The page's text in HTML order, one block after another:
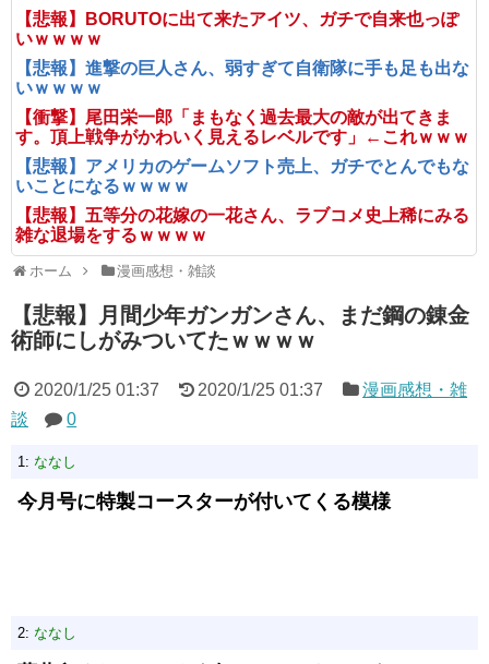
【悲報】BORUTOに出て来たアイツ、ガチで自来也っぽ
いｗｗｗｗ
【悲報】進撃の巨人さん、弱すぎて自衛隊に手も足も出な
いｗｗｗｗ
【衝撃】尾田栄一郎「まもなく過去最大の敵が出てきま
す。頂上戦争がかわいく見えるレベルです」←これｗｗｗ
【悲報】アメリカのゲームソフト売上、ガチでとんでもな
いことになるｗｗｗｗ
【悲報】五等分の花嫁の一花さん、ラブコメ史上稀にみる
雑な退場をするｗｗｗｗ
ホーム 漫画感想・雑談
【悲報】月間少年ガンガンさん、まだ鋼の錬金
術師にしがみついてたｗｗｗｗ
2020/1/25 01:37 2020/1/25 01:37
漫画感想・雑
談
0
1: ななし
今月号に特製コースターが付いてくる模様
2: ななし